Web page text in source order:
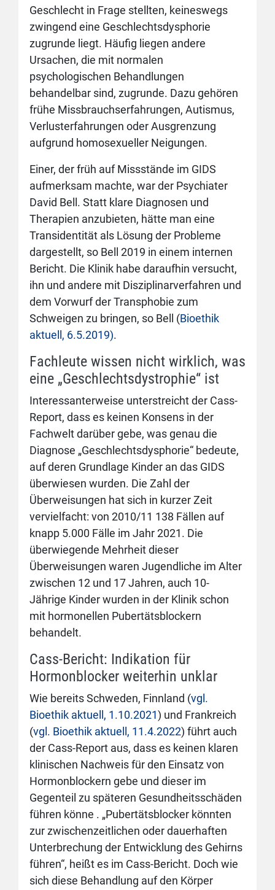
Geschlecht in Frage stellten, keineswegs
zwingend eine Geschlechtsdysphorie
zugrunde liegt. Häufig liegen andere
Ursachen, die mit normalen
psychologischen Behandlungen
behandelbar sind, zugrunde. Dazu gehören
frühe Missbrauchserfahrungen, Autismus,
Verlusterfahrungen oder Ausgrenzung
aufgrund homosexueller Neigungen.
Einer, der früh auf Missstände im GIDS
aufmerksam machte, war der Psychiater
David Bell. Statt klare Diagnosen und
Therapien anzubieten, hätte man eine
Transidentität als Lösung der Probleme
dargestellt, so Bell 2019 in einem internen
Bericht. Die Klinik habe daraufhin versucht,
ihn und andere mit Disziplinarverfahren und
dem Vorwurf der Transphobie zum
Schweigen zu bringen, so Bell (Bioethik
aktuell, 6.5.2019).
Fachleute wissen nicht wirklich, was
eine „Geschlechtsdystrophie“ ist
Interessanterweise unterstreicht der Cass-
Report, dass es keinen Konsens in der
Fachwelt darüber gebe, was genau die
Diagnose „Geschlechtsdysphorie“ bedeute,
auf deren Grundlage Kinder an das GIDS
überwiesen wurden. Die Zahl der
Überweisungen hat sich in kurzer Zeit
vervielfacht: von 2010/11 138 Fällen auf
knapp 5.000 Fälle im Jahr 2021. Die
überwiegende Mehrheit dieser
Überweisungen waren Jugendliche im Alter
zwischen 12 und 17 Jahren, auch 10-
Jährige Kinder wurden in der Klinik schon
mit hormonellen Pubertätsblockern
behandelt.
Cass-Bericht: Indikation für
Hormonblocker weiterhin unklar
Wie bereits Schweden, Finnland (vgl.
Bioethik aktuell, 1.10.2021) und Frankreich
(vgl. Bioethik aktuell, 11.4.2022) führt auch
der Cass-Report aus, dass es keinen klaren
klinischen Nachweis für den Einsatz von
Hormonblockern gebe und dieser im
Gegenteil zu späteren Gesundheitsschäden
führen könne . „Pubertätsblocker könnten
zur zwischenzeitlichen oder dauerhaften
Unterbrechung der Entwicklung des Gehirns
führen“, heißt es im Cass-Bericht. Doch wie
sich diese Behandlung auf den Körper